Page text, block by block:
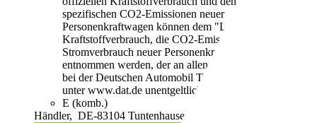
spezifischen CO2-Emissionen neuer
Personenkraftwagen können dem "Leitfaden über den
Kraftstoffverbrauch, die CO2-Emissionen und den
Stromverbrauch neuer Personenkraftwagen"
entnommen werden, der an allen Verkaufsstellen und
bei der Deutschen Automobil Treuhand GmbH
unter www.dat.de unentgeltlich erhältlich ist.
E (komb.)
Händler, DE-83104 Tuntenhausen